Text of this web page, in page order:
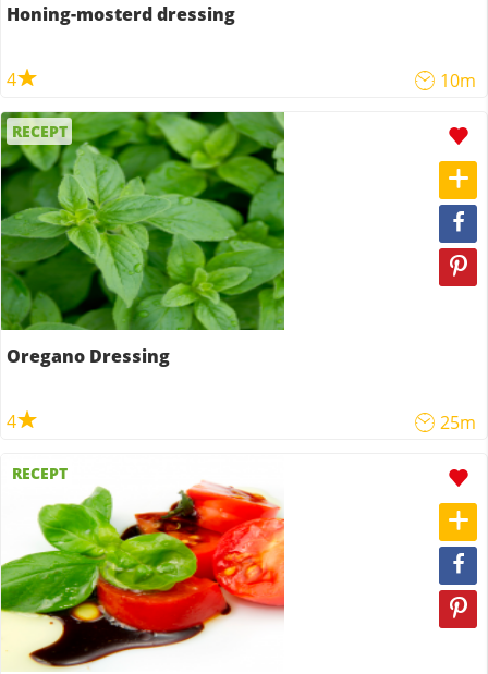
Honing-mosterd dressing
4 10m
RECEPT
Oregano Dressing
4 25m
RECEPT